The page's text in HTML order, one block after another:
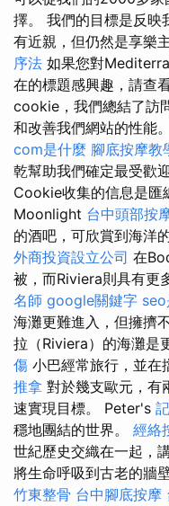
擇。 我們的目標是反
有近親，但仍然是享樂
序法 如果您對
在的標題感興趣，請查
cookie，我們總結了訪
和改善我們網站的性能。
com是什麼 腳底按摩教
乾幫助我們確定最受歡
Cookie收集的信息是匯
Moonlight 台中頭部按
的酒吧，可欣賞到海洋
外商投資設立公司 在
被，而Riviera則具有更
名師 google關鍵字
海灘更難進入，但擁擠
拉（Riviera）的海灘是
傷 小巴經常旅行，並在
推拿 對於幾支歐元，有
速實現目標。 Peter's
穩地團結的世界。 經絡
世紀歷史交織在一起，
將生命呼吸到古老的牆
竹東整骨 台中腳底按摩